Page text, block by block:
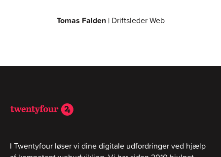
Tomas Falden| Driftsleder Web
I Twentyfour løser vi dine digitale udfordringer ved hjælp